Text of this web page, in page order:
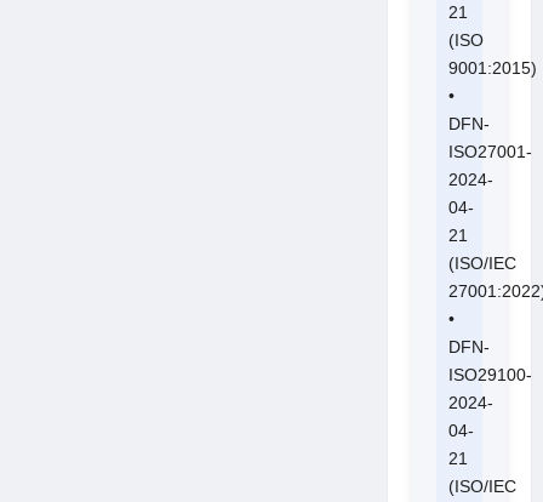
21
(ISO
9001:2015)
•
DFN-
ISO27001-
2024-
04-
21
(ISO/IEC
•
DFN-
ISO29100-
2024-
04-
21
(ISO/IEC